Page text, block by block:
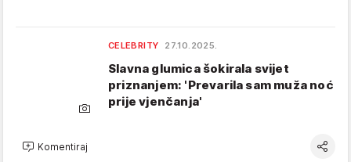
CELEBRITY 27.10.2025.
Slavna glumica šokirala svijet
priznanjem: 'Prevarila sam muža noć
prije vjenčanja'
Komentiraj